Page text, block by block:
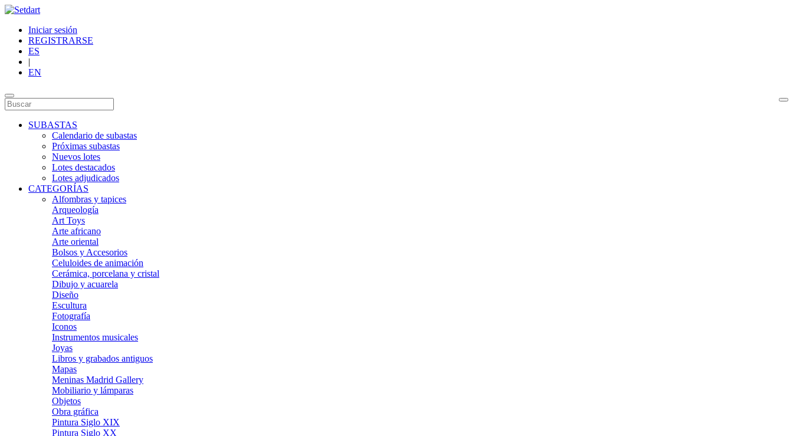
Iniciar sesión
REGISTRARSE
ES
|
EN
SUBASTAS
Calendario de subastas
Próximas subastas
Nuevos lotes
Lotes destacados
Lotes adjudicados
CATEGORÍAS
Alfombras y tapices
Arqueología
Art Toys
Arte africano
Arte oriental
Bolsos y Accesorios
Celuloides de animación
Cerámica, porcelana y cristal
Dibujo y acuarela
Diseño
Escultura
Fotografía
Iconos
Instrumentos musicales
Joyas
Libros y grabados antiguos
Mapas
Meninas Madrid Gallery
Mobiliario y lámparas
Objetos
Obra gráfica
Pintura Siglo XIX
Pintura Siglo XX